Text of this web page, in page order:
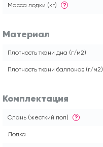
Масса лодки (кг) ?
Материал
Плотность ткани дна (г/м2)
Плотность ткани баллонов (г/м2)
Комплектация
Слань (жесткий пол) ?
Лодка